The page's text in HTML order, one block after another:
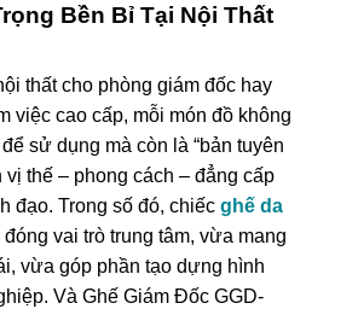
Bền Bỉ Tại Nội Thất
thất cho phòng giám đốc hay
việc cao cấp, mỗi món đồ không
sử dụng mà còn là “bản tuyên
vị thế – phong cách – đẳng cấp
đạo. Trong số đó, chiếc ghế da
đóng vai trò trung tâm, vừa mang
vừa góp phần tạo dựng hình
Và Ghế Giám Đốc GGD-